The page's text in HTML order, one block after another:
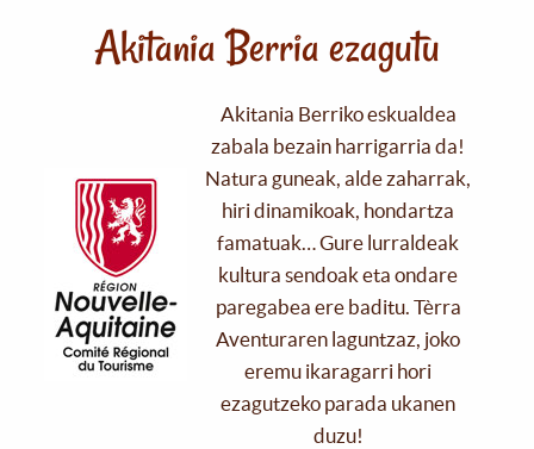
Akitania Berria ezagutu
Akitania Berriko eskualdea
zabala bezain harrigarria da!
Natura guneak, alde zaharrak,
hiri dinamikoak, hondartza
famatuak… Gure lurraldeak
kultura sendoak eta ondare
paregabea ere baditu. Tèrra
Aventuraren laguntzaz, joko
eremu ikaragarri hori
ezagutzeko parada ukanen
duzu!